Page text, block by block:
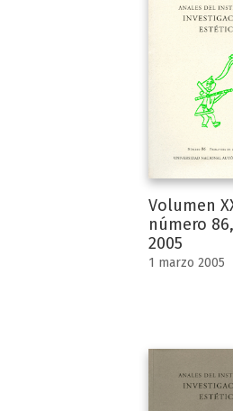
Volumen
número
2005
1 marzo 2005